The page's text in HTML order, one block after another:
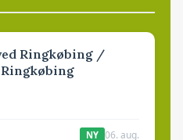
Ringkøbing /
NY 06. aug.